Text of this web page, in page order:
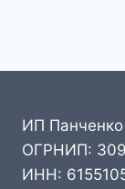
ИП
ОГРНИП:
ИНН: